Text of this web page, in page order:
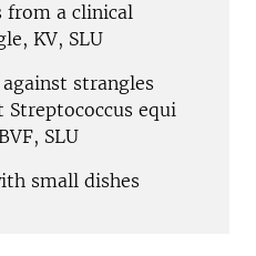
from a clinical
KV, SLU
against strangles
Streptococcus equi
SLU
small dishes